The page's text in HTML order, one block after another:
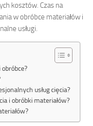
kosztów. Czas na
w obróbce materiałów i
usługi.
usług cięcia?
i obróbki materiałów?